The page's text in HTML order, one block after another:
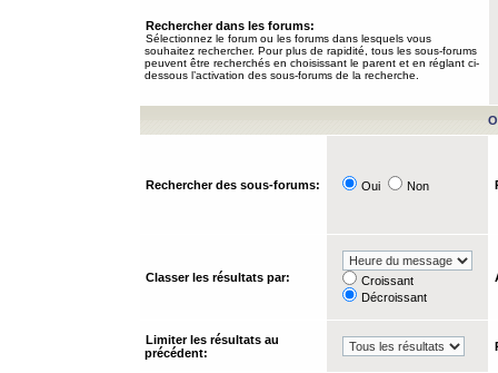
Rechercher dans les forums:
Sélectionnez le forum ou les forums dans lesquels vous
souhaitez rechercher. Pour plus de rapidité, tous les sous-forums
peuvent être recherchés en choisissant le parent et en réglant ci-
dessous l’activation des sous-forums de la recherche.
Rechercher des sous-forums: Oui Non
Classer les résultats par:
Croissant
Décroissant
Limiter les résultats au
précédent: